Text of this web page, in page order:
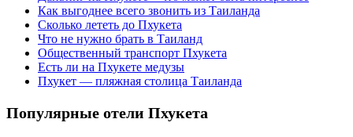
Как выгоднее всего звонить из Таиланда
Сколько лететь до Пхукета
Что не нужно брать в Таиланд
Общественный транспорт Пхукета
Есть ли на Пхукете медузы
Пхукет — пляжная столица Таиланда
Популярные отели Пхукета